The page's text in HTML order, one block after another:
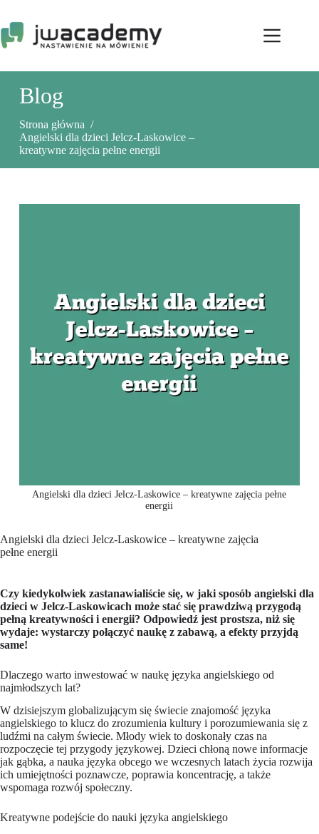
treści
Blog
Strona główna /
Angielski dla dzieci Jelcz-Laskowice –
kreatywne zajęcia pełne energii
Angielski dla dzieci Jelcz-Laskowice – kreatywne zajęcia pełne
energii
Angielski dla dzieci Jelcz-Laskowice – kreatywne zajęcia
pełne energii
Czy kiedykolwiek zastanawialiście się, w jaki sposób angielski dla
dzieci w Jelcz-Laskowicach może stać się prawdziwą przygodą
pełną kreatywności i energii? Odpowiedź jest prostsza, niż się
wydaje: wystarczy połączyć naukę z zabawą, a efekty przyjdą
same!
Dlaczego warto inwestować w naukę języka angielskiego od
najmłodszych lat?
W dzisiejszym globalizującym się świecie znajomość języka
angielskiego to klucz do zrozumienia kultury i porozumiewania się z
ludźmi na całym świecie. Młody wiek to doskonały czas na
rozpoczęcie tej przygody językowej. Dzieci chłoną nowe informacje
jak gąbka, a nauka języka obcego we wczesnych latach życia rozwija
ich umiejętności poznawcze, poprawia koncentrację, a także
wspomaga rozwój społeczny.
Kreatywne podejście do nauki języka angielskiego